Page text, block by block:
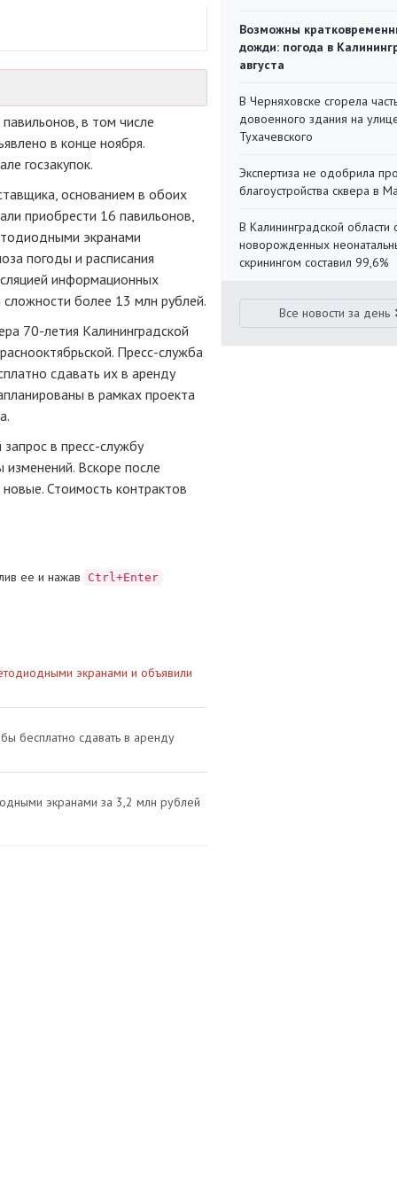
в том числе
в конце ноября.
госзакупок.
основанием в обоих
приобрести 16 павильонов,
экранами
погоды и расписания
информационных
более 13 млн рублей.
70-летия Калининградской
Пресс-служба
сдавать их в аренду
в рамках проекта
в пресс-службу
изменений. Вскоре после
Стоимость контрактов
ее и нажав Ctrl+Enter
экранами и объявили
бесплатно сдавать в аренду
экранами за 3,2 млн рублей
Возможны
дожди: погода в
августа
В Черняховске сгорела
довоенного здания на
Тухачевского
Экспертиза не одобрила
благоустройства сквера в
В Калининградской области
новорожденных
скринингом составил 99,6%
Все новости за день